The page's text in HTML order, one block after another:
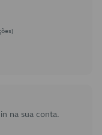
na sua conta.